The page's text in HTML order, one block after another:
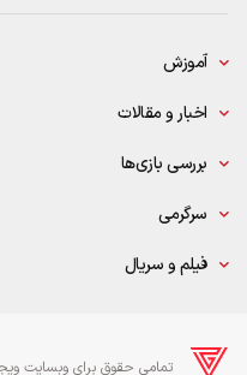
آموزش
اخبار و مقالات
بررسی بازی‌ها
سرگرمی
فیلم و سریال
تمامی حقوق برای وبسایت